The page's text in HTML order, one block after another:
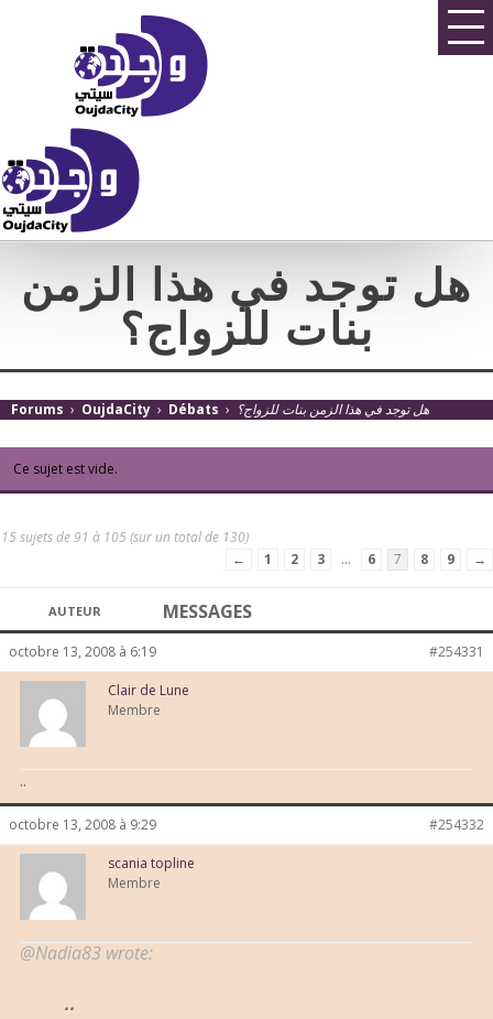
هل توجد في هذا الزمن
بنات للزواج؟
Forums › OujdaCity › Débats › هل توجد في هذا الزمن بنات للزواج؟
Ce sujet est vide.
15 sujets de 91 à 105 (sur un total de 130)
←
1 2 3 … 6 7 8 9 →
AUTEUR MESSAGES
octobre 13, 2008 à 6:19 #254331
Clair de Lune
Membre
..
octobre 13, 2008 à 9:29 #254332
scania topline
Membre
@Nadia83 wrote:
..